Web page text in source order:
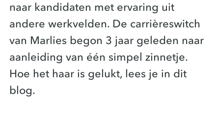
naar kandidaten met ervaring uit
andere werkvelden. De carrièreswitch
van Marlies begon 3 jaar geleden naar
aanleiding van één simpel zinnetje.
Hoe het haar is gelukt, lees je in dit
blog.